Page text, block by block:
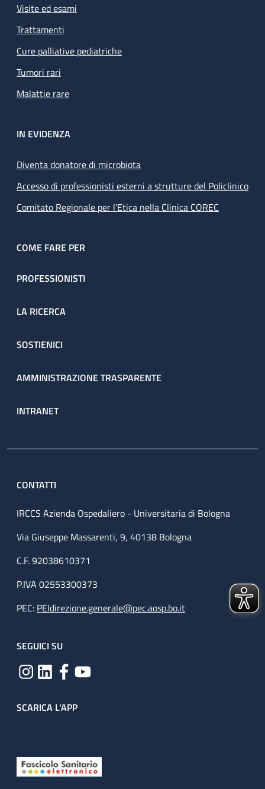
Visite ed esami
Trattamenti
Cure palliative pediatriche
Tumori rari
Malattie rare
IN EVIDENZA
Diventa donatore di microbiota
Accesso di professionisti esterni a strutture del Policlinico
Comitato Regionale per l’Etica nella Clinica COREC
COME FARE PER
PROFESSIONISTI
LA RICERCA
SOSTIENICI
AMMINISTRAZIONE TRASPARENTE
INTRANET
CONTATTI
IRCCS Azienda Ospedaliero - Universitaria di Bologna
Via Giuseppe Massarenti, 9, 40138 Bologna
C.F. 92038610371
P.IVA 02553300373
PEC: PEIdirezione.generale@pec.aosp.bo.it
SEGUICI SU
SCARICA L'APP